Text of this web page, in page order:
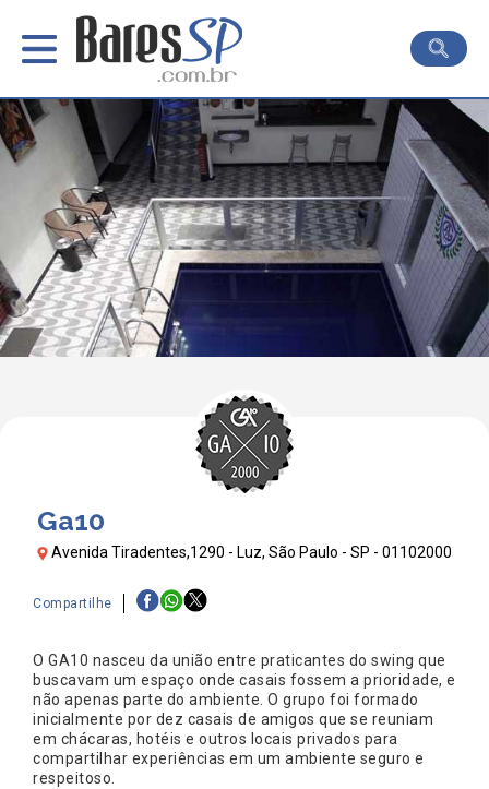
Ga10
Avenida Tiradentes,1290 - Luz, São Paulo - SP - 01102000
Compartilhe
O GA10 nasceu da união entre praticantes do swing que
buscavam um espaço onde casais fossem a prioridade, e
não apenas parte do ambiente. O grupo foi formado
inicialmente por dez casais de amigos que se reuniam
em chácaras, hotéis e outros locais privados para
compartilhar experiências em um ambiente seguro e
respeitoso.